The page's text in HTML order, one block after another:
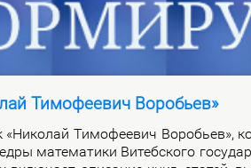
Тимофеевич Воробьев»
«Ни­ко­лай Ти­мо­фе­е­вич Во­ро­бьев»,
ма­те­ма­ти­ки Ви­теб­ско­го